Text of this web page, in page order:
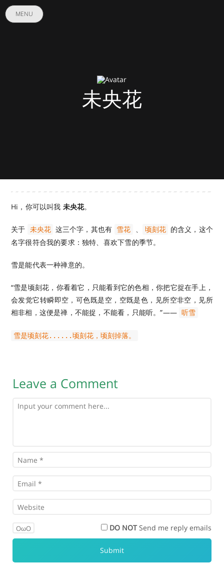
MENU
未央花
Hi，你可以叫我 未央花。
关于 未央花 这三个字，其也有 雪花 、 顷刻花
的含义，这个
名字很符合我的要求：独特、喜欢下雪的季节。
雪是能代表一种禅意的。
“雪是顷刻花，你看着它，只能看到它的色相，你把它捉在手上，
会发觉它转瞬即空，可色既是空，空既是色，见所空非空，见所
相非相，这便是禅，不能捉，不能看，只能听。”—— 听雪
雪是顷刻花......顷刻花，顷刻掉落。
Leave a Comment
OωO DO NOTSend me reply emails